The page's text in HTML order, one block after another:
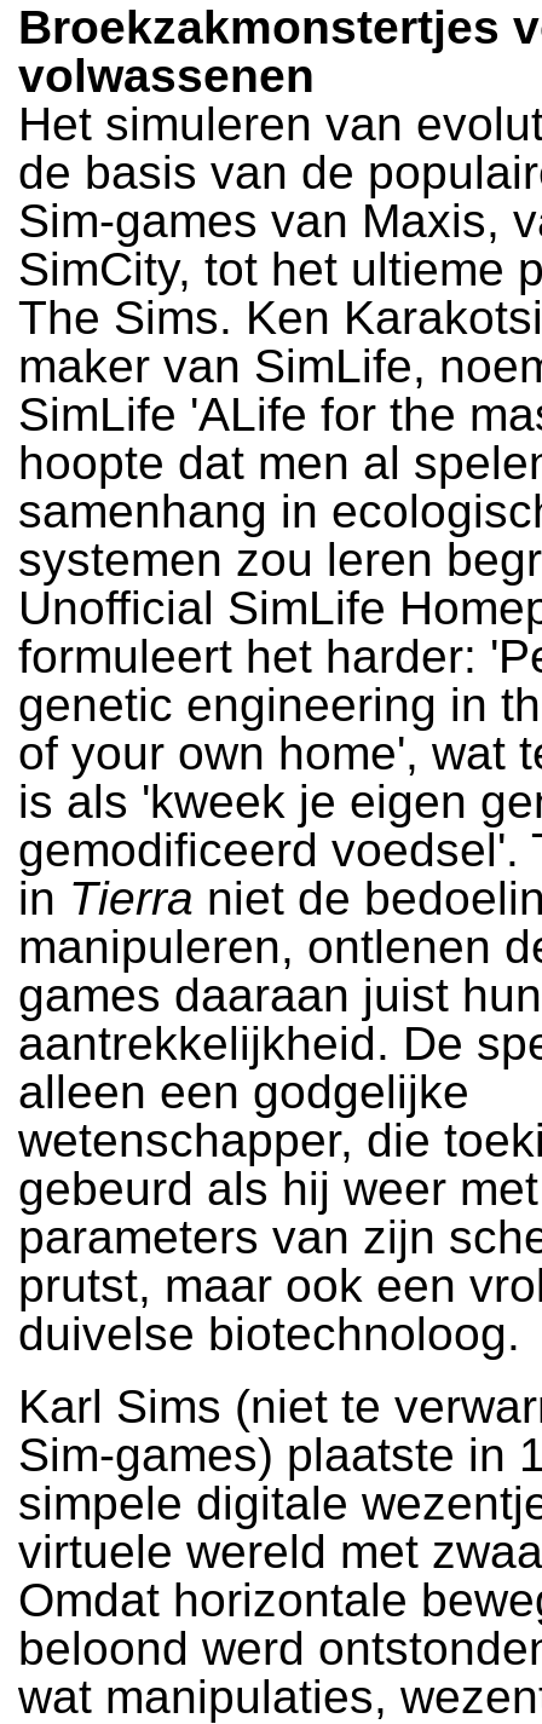
Broekzakmonstertjes
volwassenen
Het simuleren van
de basis van de
Sim-games van Maxis,
SimCity, tot het ultieme
The Sims. Ken
maker van SimLife,
SimLife 'ALife for the
hoopte dat men al
samenhang in
systemen zou leren
Unofficial SimLife
formuleert het harder:
genetic engineering in
of your own home', wat
is als 'kweek je eigen
gemodificeerd voedsel'.
in Tierra niet de
manipuleren, ontlenen
games daaraan juist hun
aantrekkelijkheid. De
alleen een godgelijke
wetenschapper, die
gebeurd als hij weer
parameters van zijn
prutst, maar ook een
duivelse biotechnoloog.
Karl Sims (niet te
Sim-games) plaatste in
simpele digitale
virtuele wereld met
Omdat horizontale
beloond werd
wat manipulaties,